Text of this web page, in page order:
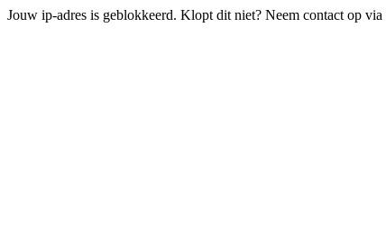
Jouw ip-adres is geblokkeerd. Klopt dit niet? Neem contact op via